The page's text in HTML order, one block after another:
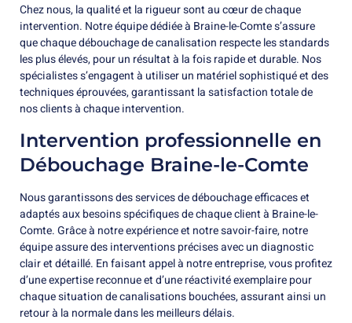
Chez nous, la qualité et la rigueur sont au cœur de chaque
intervention. Notre équipe dédiée à Braine-le-Comte s’assure
que chaque débouchage de canalisation respecte les standards
les plus élevés, pour un résultat à la fois rapide et durable. Nos
spécialistes s’engagent à utiliser un matériel sophistiqué et des
techniques éprouvées, garantissant la satisfaction totale de
nos clients à chaque intervention.
Intervention professionnelle en
Débouchage Braine-le-Comte
Nous garantissons des services de débouchage efficaces et
adaptés aux besoins spécifiques de chaque client à Braine-le-
Comte. Grâce à notre expérience et notre savoir-faire, notre
équipe assure des interventions précises avec un diagnostic
clair et détaillé. En faisant appel à notre entreprise, vous profitez
d’une expertise reconnue et d’une réactivité exemplaire pour
chaque situation de canalisations bouchées, assurant ainsi un
retour à la normale dans les meilleurs délais.